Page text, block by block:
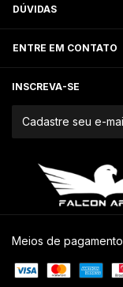
DÚVIDAS
ENTRE EM CONTATO
INSCREVA-SE
Meios de pagamento